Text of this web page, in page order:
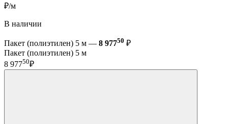
₽/м
В наличии
Пакет (полиэтилен) 5 м — 8 97750 ₽
Пакет (полиэтилен) 5 м
8 97750₽